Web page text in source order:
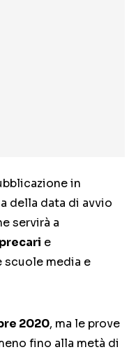
in
della data di avvio
servirà a
e
scuole media e
2020, ma le prove
fino alla metà di